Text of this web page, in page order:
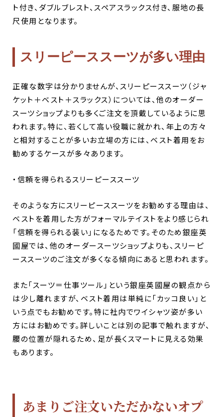
ト付き、ダブルブレスト、スペアスラックス付き、服地の長
尺使用となります。
スリーピーススーツが多い理由
正確な数字は分かりませんが、スリーピーススーツ（ジャ
ケット＋ベスト＋スラックス）については、他のオーダー
スーツショップよりも多くご注文を頂戴しているように思
われます。特に、若くして高い役職に就かれ、年上の方々
と相対することが多いお立場の方には、ベスト着用をお
勧めするケースが多々あります。
・信頼を得られるスリーピーススーツ
そのような方にスリーピーススーツをお勧めする理由は、
ベストを着用した方がフォーマルテイストをより感じられ
「信頼を得られる装い」になるためです。そのため銀座英
國屋では、他のオーダースーツショップよりも、スリーピ
ーススーツのご注文が多くなる傾向にあると思われます。
また「スーツ＝仕事ツール」という銀座英國屋の観点から
は少し離れますが、ベスト着用は単純に「カッコ良い」と
いう点でもお勧めです。特に社内でワイシャツ姿が多い
方にはお勧めです。詳しいことは別の記事で触れますが、
腰の位置が隠れるため、足が長くスマートに見える効果
もあります。
あまりご注文いただかないオプ